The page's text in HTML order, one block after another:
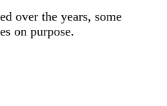
over the years, some
on purpose.